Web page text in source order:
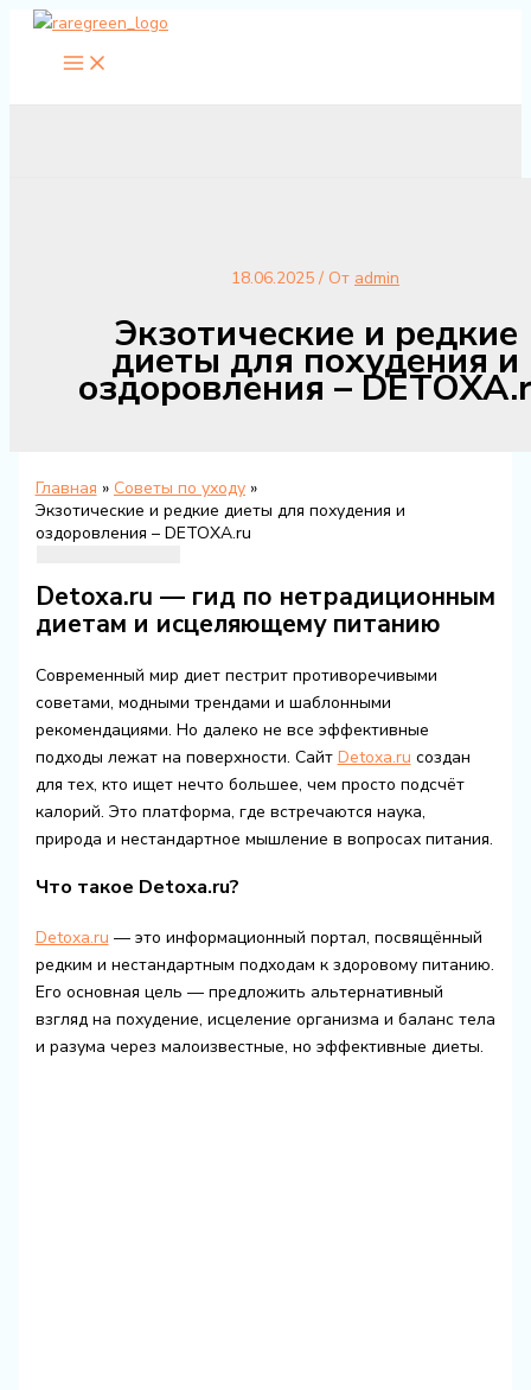
Перейти
содержимому
18.06.2025 / От admin
Экзотические и редкие
диеты для похудения и
оздоровления –
Главная
Советы по уходу
Экзотические и редкие диеты для похудения и
оздоровления – DETOXA.ru
Detoxa.ru — гид по нетрадиционным
диетам и исцеляющему питанию
Современный мир диет пестрит противоречивыми
советами, модными трендами и шаблонными
рекомендациями. Но далеко не все эффективные
подходы лежат на поверхности. Сайт Detoxa.ru создан
для тех, кто ищет нечто большее, чем просто подсчёт
калорий. Это платформа, где встречаются наука,
природа и нестандартное мышление в вопросах питания.
Что такое Detoxa.ru?
Detoxa.ru — это информационный портал, посвящённый
редким и нестандартным подходам к здоровому питанию.
Его основная цель — предложить альтернативный
взгляд на похудение, исцеление организма и баланс тела
и разума через малоизвестные, но эффективные диеты.